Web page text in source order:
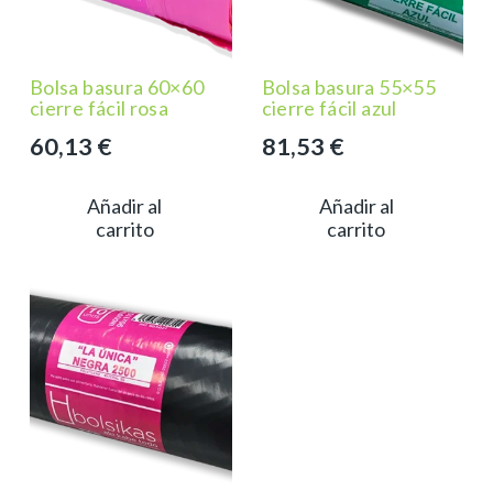
Bolsa basura 60×60
cierre fácil rosa
60,13 €
Añadir al
carrito
Bolsa basura 55×55
cierre fácil azul
81,53 €
Añadir al
carrito